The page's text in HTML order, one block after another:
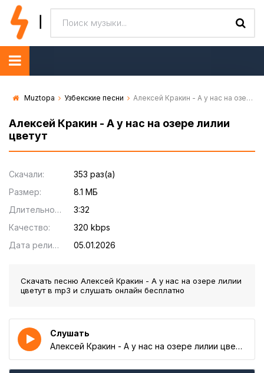
Muztopa Узбекские песни Алексей Кракин - А у нас на озере лилии цветут
Алексей Кракин - А у нас на озере лилии
цветут
Скачали:
353 раз(а)
Размер:
8.1 МБ
Длительность:
3:32
Качество:
320 kbps
Дата релиза:
05.01.2026
Скачать песню Алексей Кракин - А у нас на озере лилии
цветутв mp3 и слушать онлайн бесплатно
Слушать
Алексей Кракин - А у нас на озере лилии цветут